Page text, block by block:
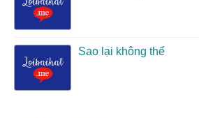
Sao lại không thể